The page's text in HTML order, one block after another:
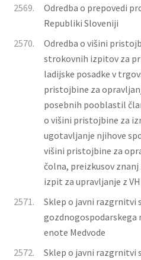
2569.
Odredba o prepovedi
Republiki Sloveniji
2570.
Odredba o višini
strokovnih izpitov za
ladijske posadke v
pristojbine za
posebnih pooblastil
o višini pristojbine za
ugotavljanje njihove
višini pristojbine za
čolna, preizkusov
izpit za upravljanje z
2571.
Sklep o javni razgrnitvi
gozdnogospodarskega
enote Medvode
2572.
Sklep o javni razgrnitvi